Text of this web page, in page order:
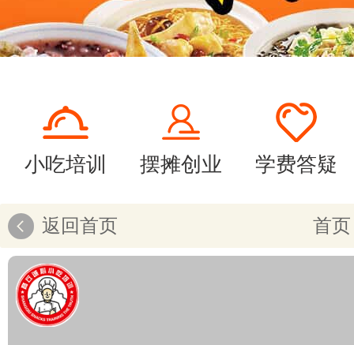
小吃培训 摆摊创业 学费答疑
返回首页 首页